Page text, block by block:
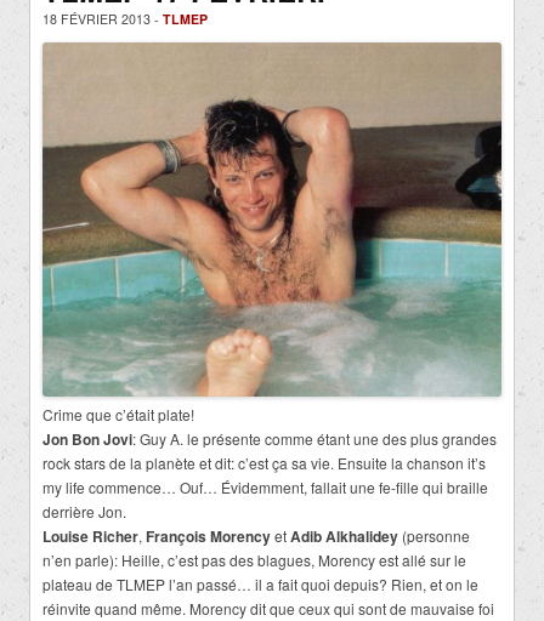
18 FÉVRIER 2013 - TLMEP
Crime que c’était plate!
Jon Bon Jovi: Guy A. le présente comme étant une des plus grandes
rock stars de la planète et dit: c’est ça sa vie. Ensuite la chanson it’s
my life commence… Ouf… Évidemment, fallait une fe-fille qui braille
derrière Jon.
Louise Richer, François MorencyetAdib Alkhalidey (personne
n’en parle): Heille, c’est pas des blagues, Morency est allé sur le
plateau de TLMEP l’an passé… il a fait quoi depuis? Rien, et on le
réinvite quand même. Morency dit que ceux qui sont de mauvaise foi